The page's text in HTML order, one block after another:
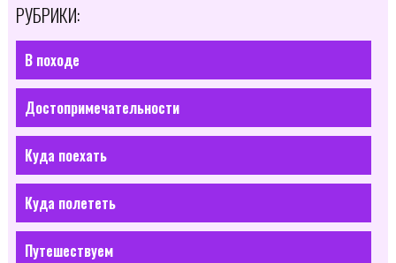
РУБРИКИ:
В походе
Достопримечательности
Куда поехать
Куда полететь
Путешествуем